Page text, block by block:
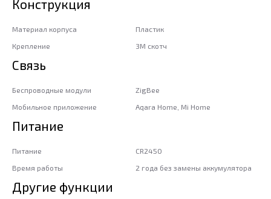
Конструкция
Материал корпуса
Пластик
Крепление
3М скотч
Связь
Беспроводные модули
ZigBee
Мобильное приложение
Aqara Home, Mi Home
Питание
Питание
CR2450
Время работы
2 года без замены аккумулятора
Другие функции